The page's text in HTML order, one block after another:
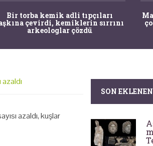
Bir torba kemik adli tıpçıları
çevirdi, kemiklerin sırrını
arkeologlar çözdü
azaldı, kuşlar
SON